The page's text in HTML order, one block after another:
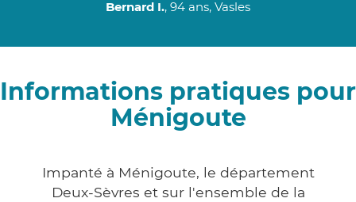
Bernard I., 94 ans, Vasles
Informations pratiques pour
Ménigoute
Impanté à Ménigoute, le département
Deux-Sèvres et sur l'ensemble de la